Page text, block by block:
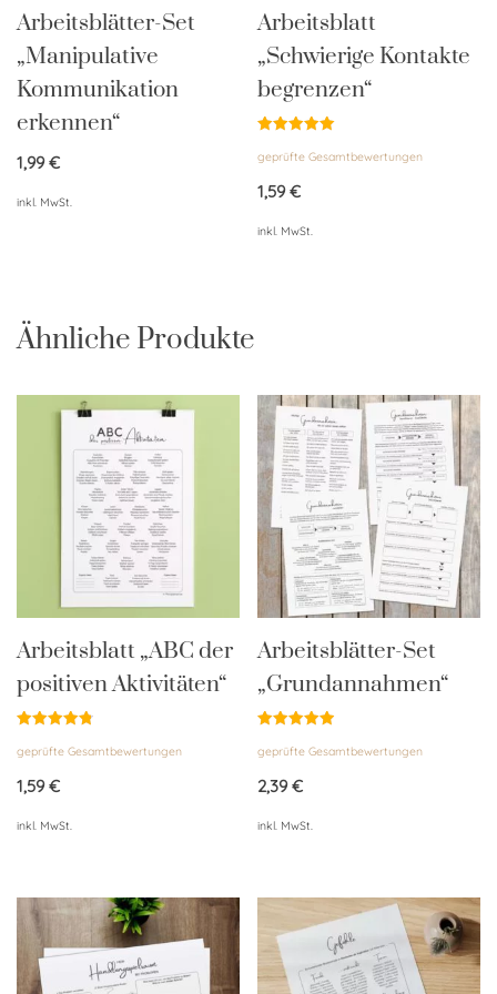
Arbeitsblätter-Set
„Manipulative
Kommunikation
erkennen“
1,99€
inkl. MwSt.
Arbeitsblatt
„Schwierige Kontakte
begrenzen“
mit
von 5
geprüfte Gesamtbewertungen
1,59€
inkl. MwSt.
Ähnliche Produkte
Arbeitsblatt „ABC der
positiven Aktivitäten“
mit
von 5
geprüfte Gesamtbewertungen
1,59€
inkl. MwSt.
Arbeitsblätter-Set
„Grundannahmen“
mit
von 5
geprüfte Gesamtbewertungen
2,39€
inkl. MwSt.